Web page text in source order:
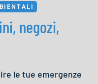
negozi,
le tue emergenze